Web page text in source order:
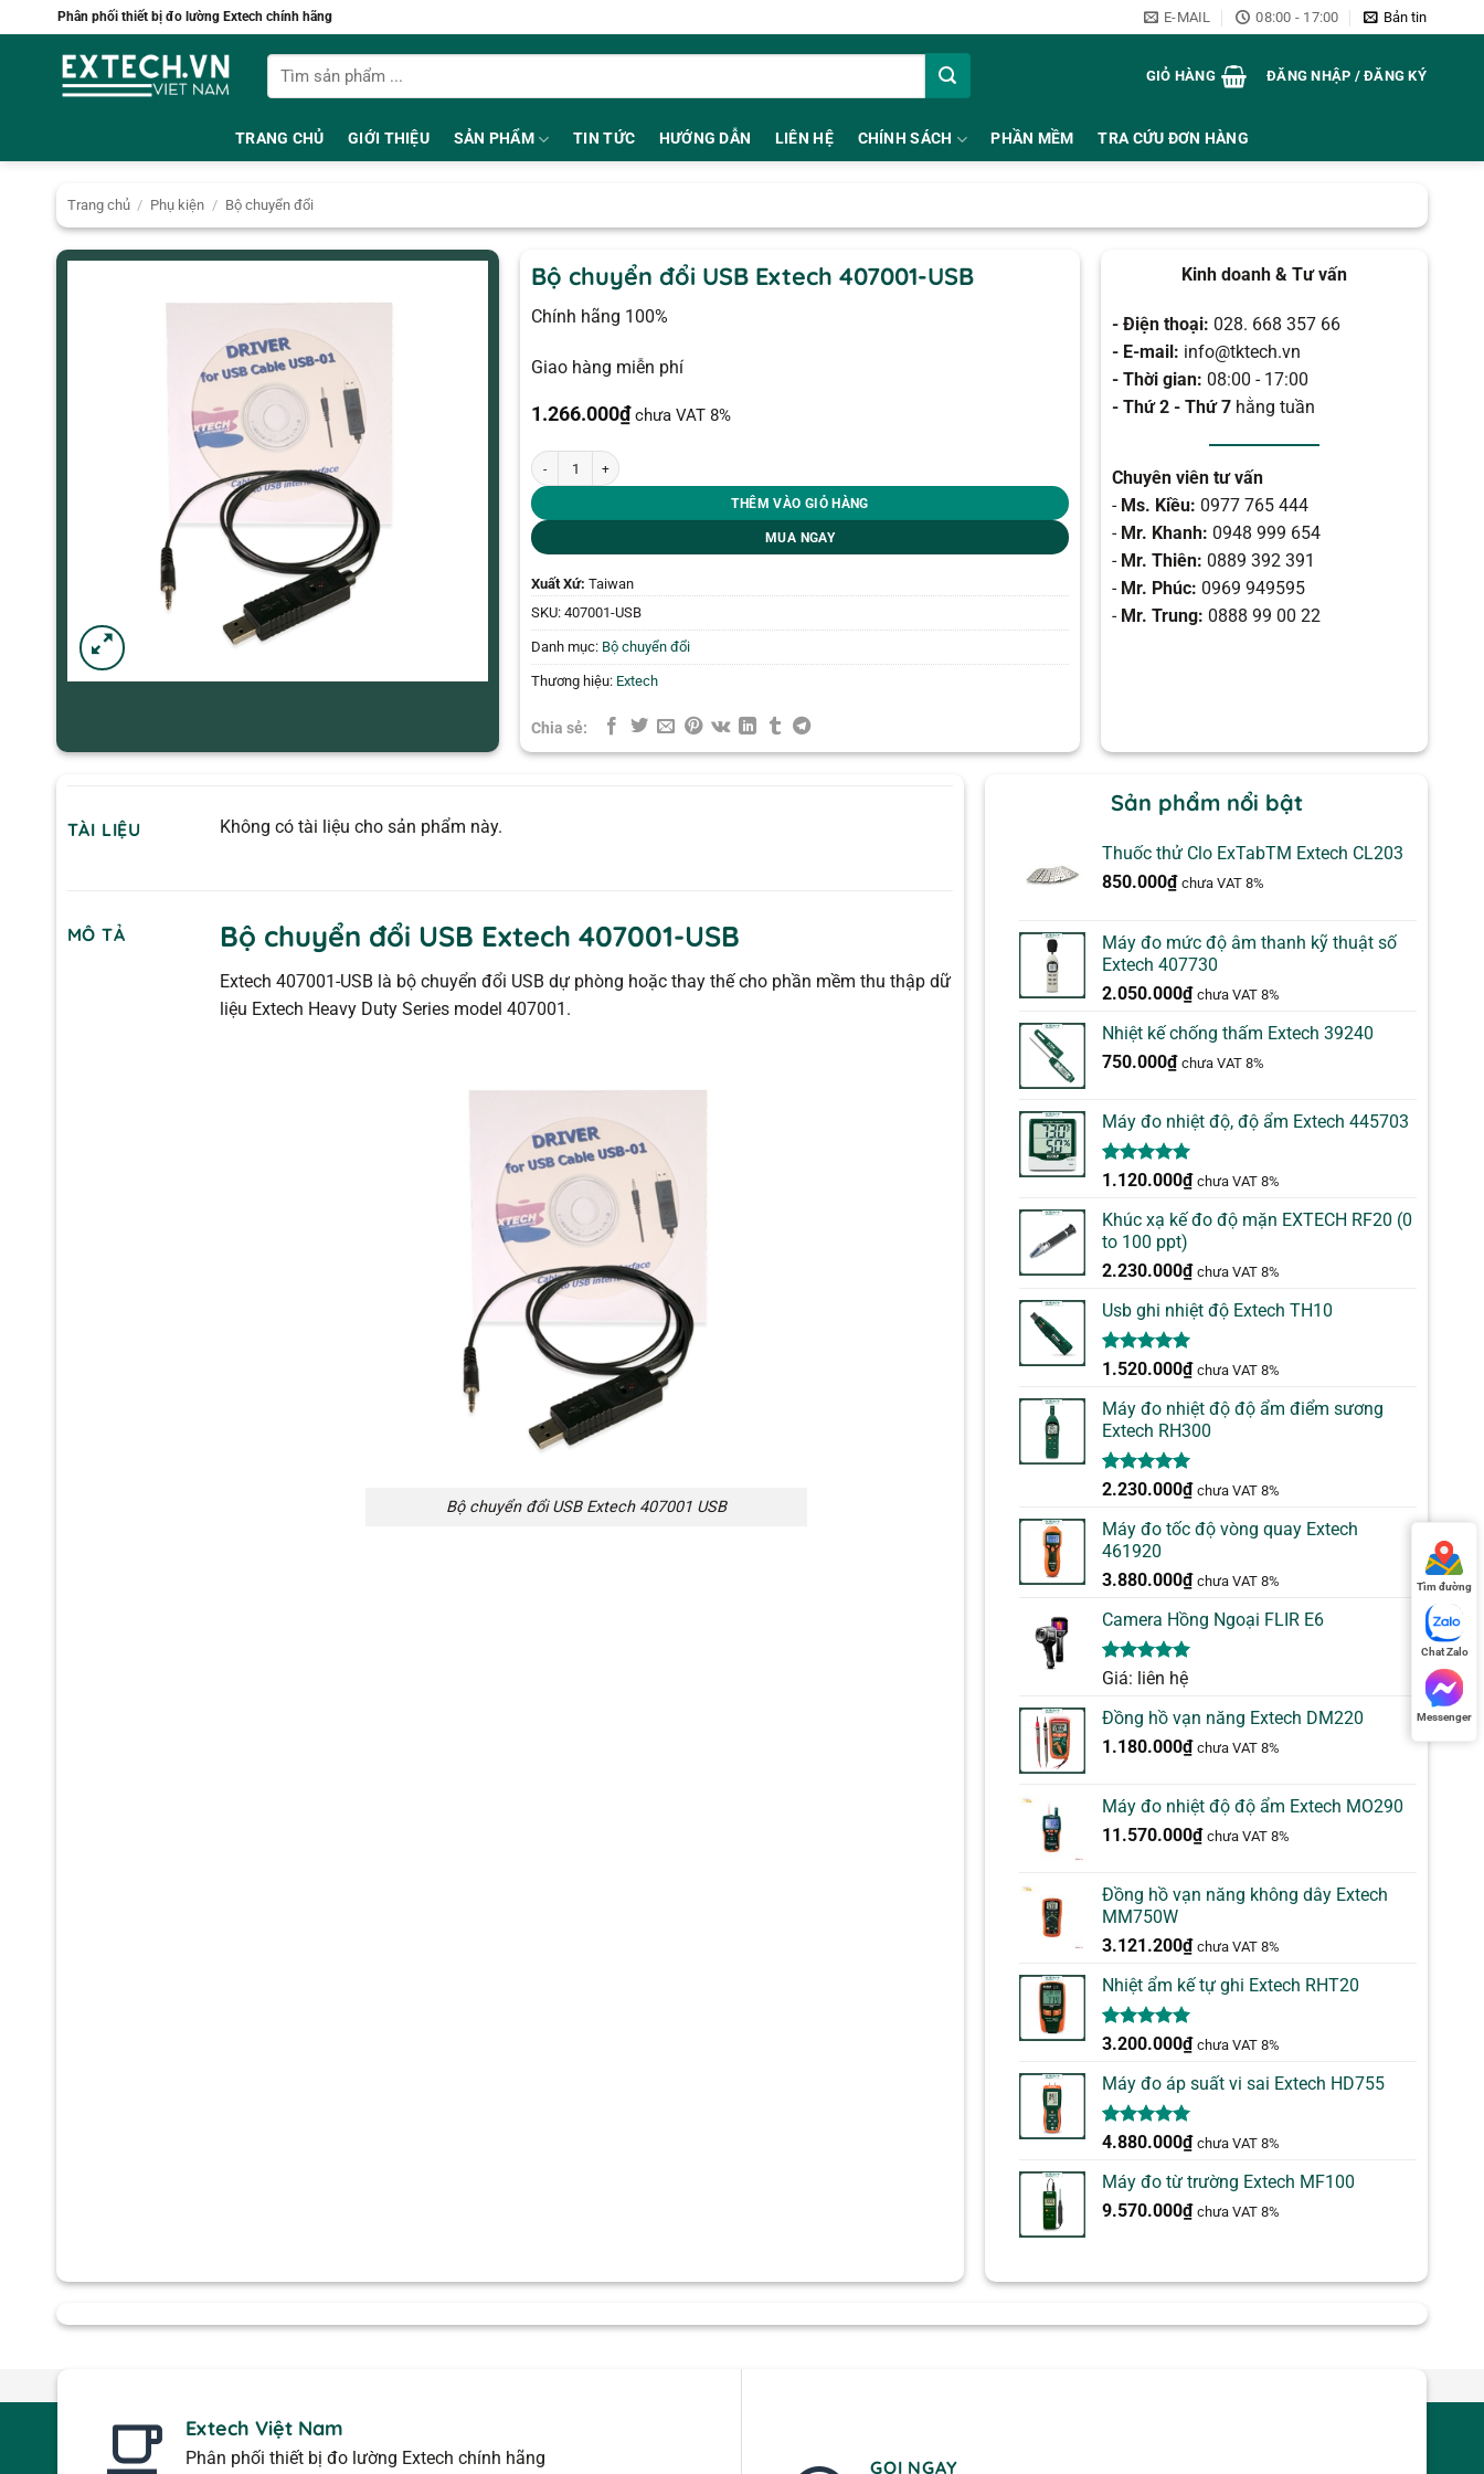
qua
Phân phối thiết bị đo lường Extech chính hãng E-MAIL 08:00 - 17:00 Bản tin
Tìm
kiếm:
GIỎ HÀNG ĐĂNG NHẬP / ĐĂNG KÝ
TRANG CHỦ GIỚI THIỆU SẢN PHẨM TIN TỨC HƯỚNG DẪN LIÊN HỆ CHÍNH SÁCH PHẦN MỀM TRA CỨU ĐƠN HÀNG
Trang chủ / Phụ kiện / Bộ chuyển đổi
Bộ chuyển đổi USB Extech 407001-USB
Chính hãng 100%
Giao hàng miễn phí
1.266.000₫ chưa VAT 8%
Bộ chuyển đổi USB Extech 407001-USB số lượng
THÊM VÀO GIỎ HÀNG
MUA NGAY
Xuất Xứ: Taiwan
SKU:407001-USB
Danh mục: Bộ chuyển đổi
Thương hiệu: Extech
Chia sẻ:
Kinh doanh & Tư vấn
- Điện thoại: 028. 668 357 66
- E-mail: info@tktech.vn
- Thời gian: 08:00 - 17:00
- Thứ 2 - Thứ 7 hằng tuần
Chuyên viên tư vấn
- Ms. Kiều: 0977 765 444
- Mr. Khanh: 0948 999 654
- Mr. Thiên: 0889 392 391
- Mr. Phúc: 0969 949595
- Mr. Trung: 0888 99 00 22
TÀI LIỆU Không có tài liệu cho sản phẩm này.
MÔ TẢ Bộ chuyển đổi USB Extech 407001-USB
Extech 407001-USB là bộ chuyển đổi USB dự phòng hoặc thay thế cho phần mềm thu thập dữ
liệu Extech Heavy Duty Series model 407001.
Bộ chuyển đổi USB Extech 407001 USB
Sản phẩm nổi bật
Thuốc thử Clo ExTabTM Extech CL203
850.000₫ chưa VAT 8%
Máy đo mức độ âm thanh kỹ thuật số
Extech 407730
2.050.000₫ chưa VAT 8%
Nhiệt kế chống thấm Extech 39240
750.000₫ chưa VAT 8%
Máy đo nhiệt độ, độ ẩm Extech 445703
5.00trên 5
1
đánh giá
1.120.000₫ chưa VAT 8%
Khúc xạ kế đo độ mặn EXTECH RF20 (0
to 100 ppt)
2.230.000₫ chưa VAT 8%
Usb ghi nhiệt độ Extech TH10
5.00trên 5
1
đánh giá
1.520.000₫ chưa VAT 8%
Máy đo nhiệt độ độ ẩm điểm sương
Extech RH300
5.00trên 5
1
đánh giá
2.230.000₫ chưa VAT 8%
Máy đo tốc độ vòng quay Extech
461920
3.880.000₫ chưa VAT 8%
Camera Hồng Ngoại FLIR E6
5.00 trên 5
1
đánh giá
Giá: liên hệ
Đồng hồ vạn năng Extech DM220
1.180.000₫ chưa VAT 8%
Máy đo nhiệt độ độ ẩm Extech MO290
11.570.000₫ chưa VAT 8%
Đồng hồ vạn năng không dây Extech
MM750W
3.121.200₫ chưa VAT 8%
Nhiệt ẩm kế tự ghi Extech RHT20
5.00trên 5
2
đánh giá
3.200.000₫ chưa VAT 8%
Máy đo áp suất vi sai Extech HD755
5.00trên 5
1
đánh giá
4.880.000₫ chưa VAT 8%
Máy đo từ trường Extech MF100
9.570.000₫ chưa VAT 8%
Extech Việt Nam
Phân phối thiết bị đo lường Extech chính hãng GỌI NGAY
Tìm đường
Chat Zalo
Messenger